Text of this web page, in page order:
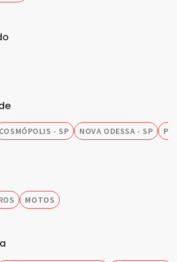
COSMÓPOLIS - SP NOVA ODESSA - SP
MOTOS